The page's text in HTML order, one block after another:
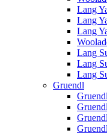
Lang
Lang
Lang
Lang
Lang
Lang
Gruendl